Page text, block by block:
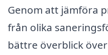
Genom att jämföra
från olika
bättre överblick